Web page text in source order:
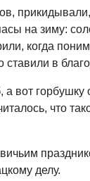
на зиму:
когда
в
а вот
что
делу.